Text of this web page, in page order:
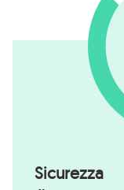
Sicurezza